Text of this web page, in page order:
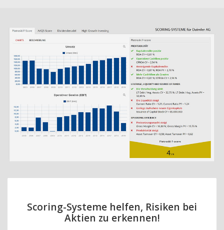
Scoring-Systeme helfen, Risiken bei
Aktien zu erkennen!